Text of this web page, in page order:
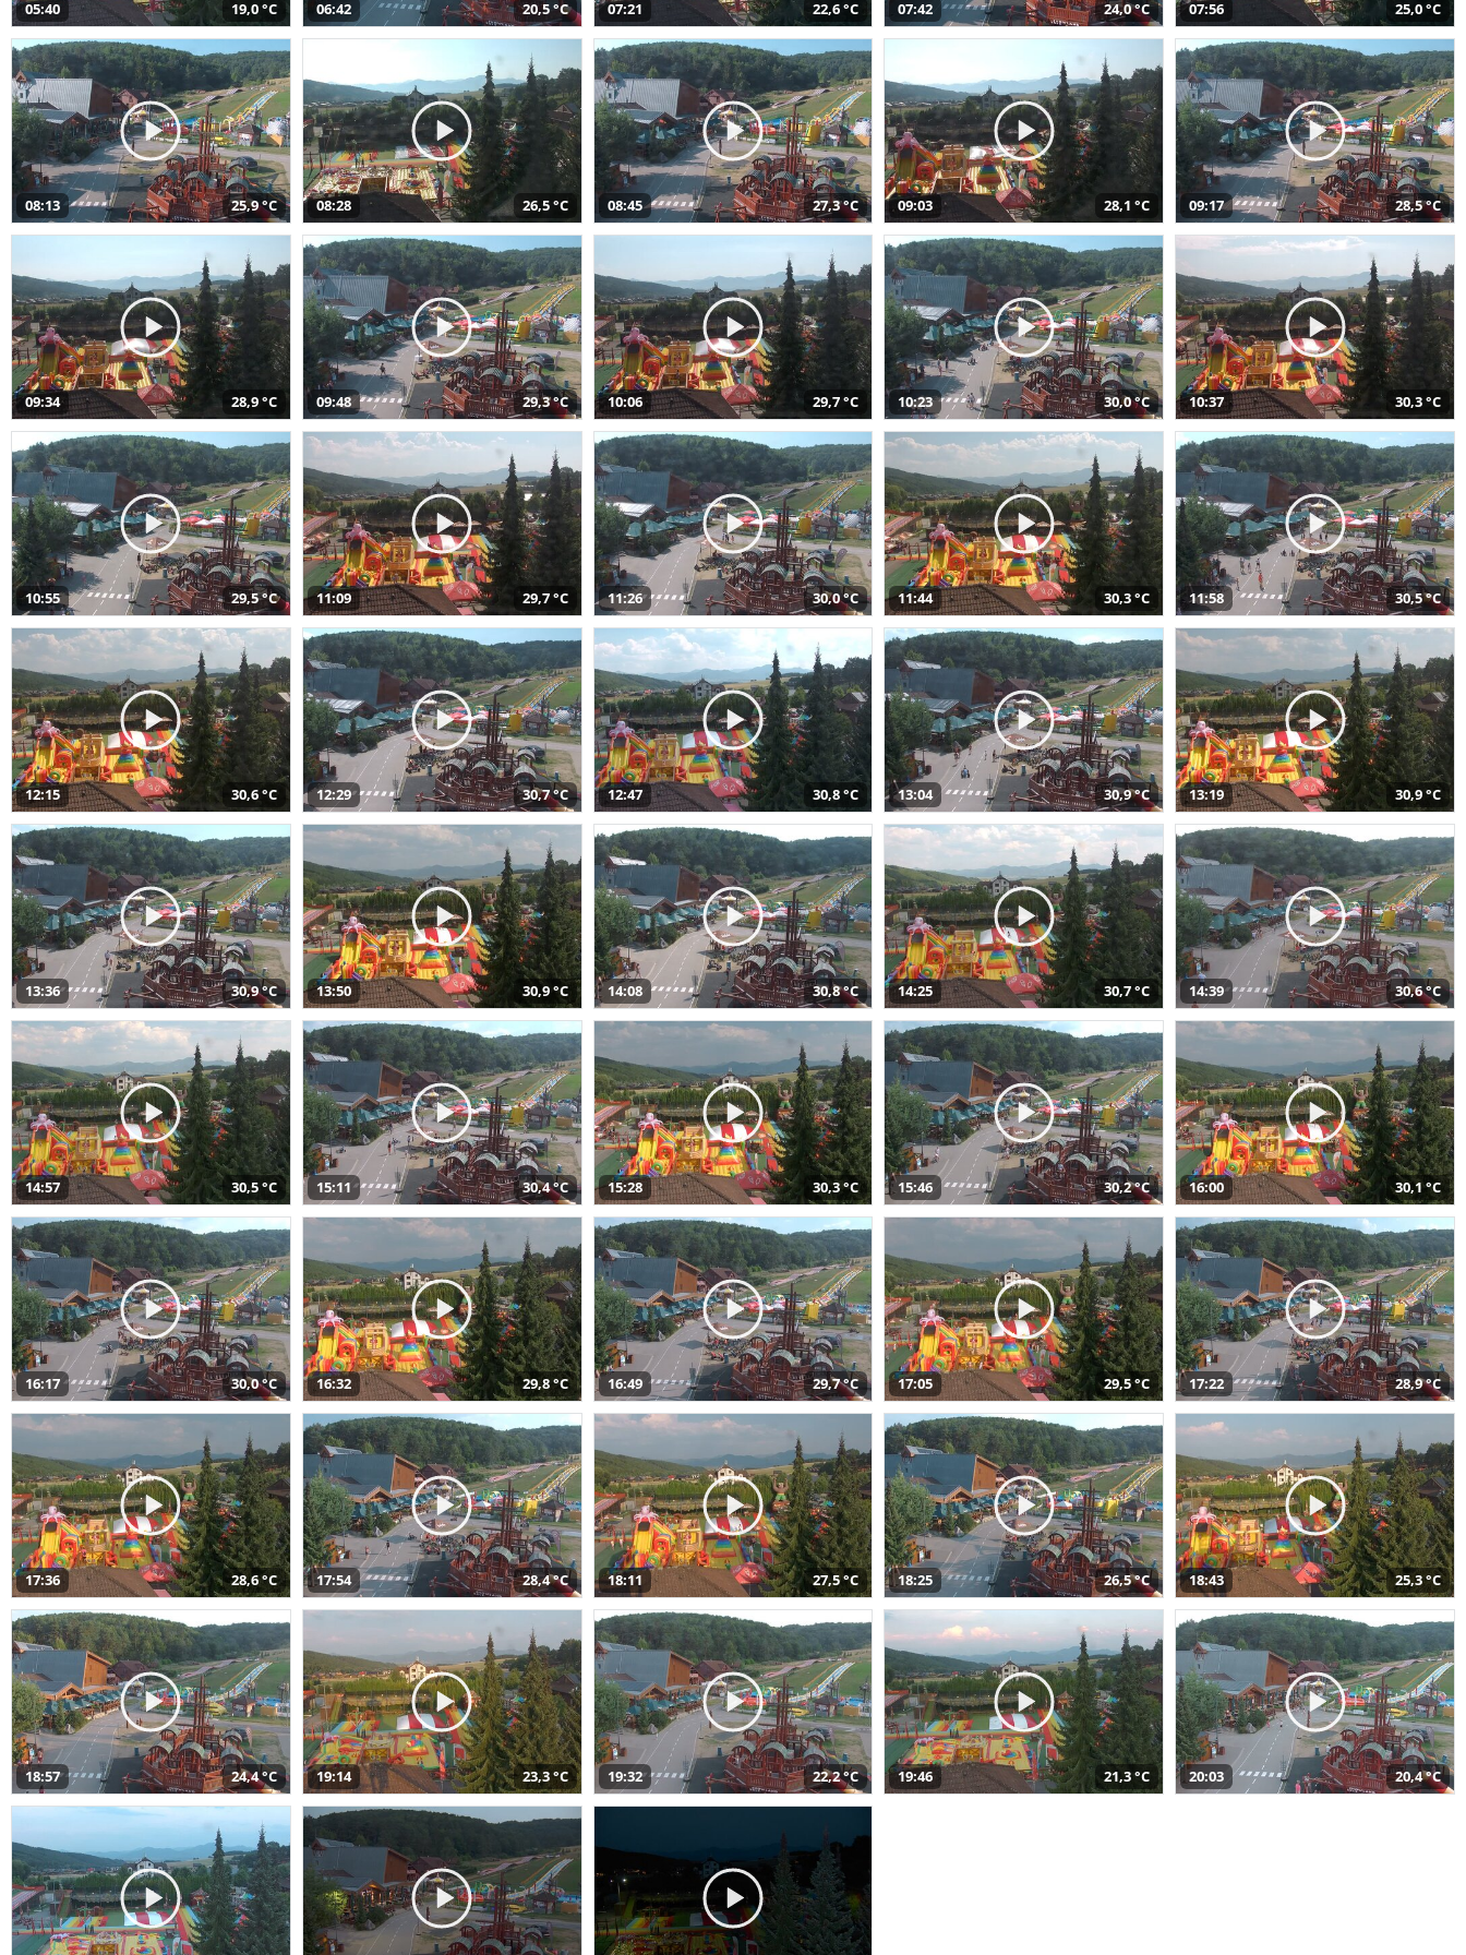
05:40 19,0 °C 06:42 20,5 °C 07:21 22,6 °C 07:42 24,0 °C 07:56 25,0 °C
08:13 25,9 °C 08:28 26,5 °C 08:45 27,3 °C 09:03 28,1 °C 09:17 28,5 °C
09:34 28,9 °C 09:48 29,3 °C 10:06 29,7 °C 10:23 30,0 °C 10:37 30,3 °C
10:55 29,5 °C 11:09 29,7 °C 11:26 30,0 °C 11:44 30,3 °C 11:58 30,5 °C
12:15 30,6 °C 12:29 30,7 °C 12:47 30,8 °C 13:04 30,9 °C 13:19 30,9 °C
13:36 30,9 °C 13:50 30,9 °C 14:08 30,8 °C 14:25 30,7 °C 14:39 30,6 °C
14:57 30,5 °C 15:11 30,4 °C 15:28 30,3 °C 15:46 30,2 °C 16:00 30,1 °C
16:17 30,0 °C 16:32 29,8 °C 16:49 29,7 °C 17:05 29,5 °C 17:22 28,9 °C
17:36 28,6 °C 17:54 28,4 °C 18:11 27,5 °C 18:25 26,5 °C 18:43 25,3 °C
18:57 24,4 °C 19:14 23,3 °C 19:32 22,2 °C 19:46 21,3 °C 20:03 20,4 °C